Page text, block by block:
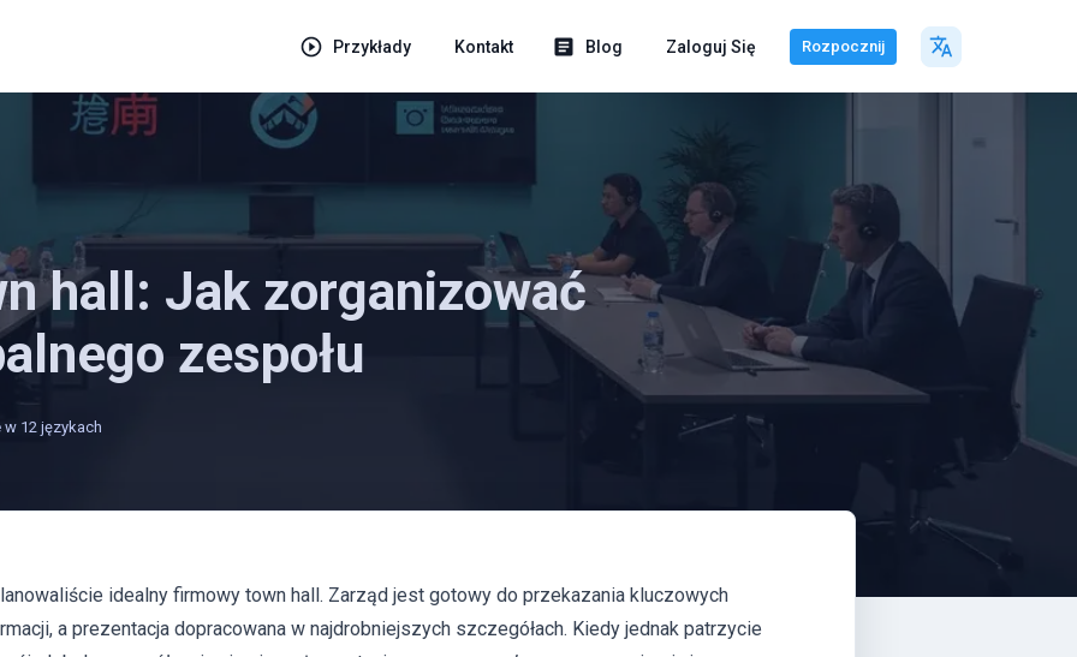
Przykłady Kontakt Blog Zaloguj Się Rozpocznij
hall: Jak zorganizować
zespołu
12 językach
idealny firmowy town hall. Zarząd jest gotowy do przekazania kluczowych
a prezentacja dopracowana w najdrobniejszych szczegółach. Kiedy jednak patrzycie